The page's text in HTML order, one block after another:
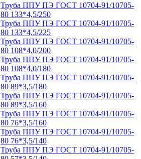
Труба ППУ ПЭ ГОСТ 10704-91/10705-
80 133*4,5/250
Труба ППУ ПЭ ГОСТ 10704-91/10705-
80 133*4,5/225
Труба ППУ ПЭ ГОСТ 10704-91/10705-
80 108*4,0/200
Труба ППУ ПЭ ГОСТ 10704-91/10705-
80 108*4,0/180
Труба ППУ ПЭ ГОСТ 10704-91/10705-
80 89*3,5/180
Труба ППУ ПЭ ГОСТ 10704-91/10705-
80 89*3,5/160
Труба ППУ ПЭ ГОСТ 10704-91/10705-
80 76*3,5/160
Труба ППУ ПЭ ГОСТ 10704-91/10705-
80 76*3,5/140
Труба ППУ ПЭ ГОСТ 10704-91/10705-